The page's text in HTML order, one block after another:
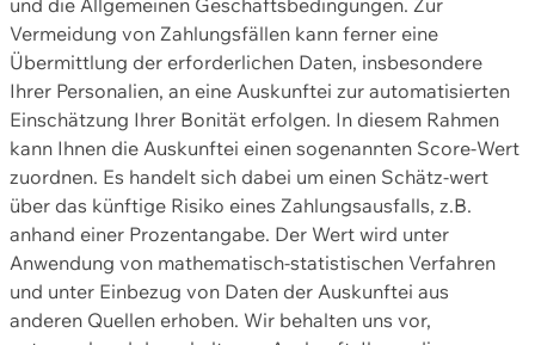
und die Allgemeinen Geschäftsbedingungen. Zur
Vermeidung von Zahlungsfällen kann ferner eine
Übermittlung der erforderlichen Daten, insbesondere
Ihrer Personalien, an eine Auskunftei zur automatisierten
Einschätzung Ihrer Bonität erfolgen. In diesem Rahmen
kann Ihnen die Auskunftei einen sogenannten Score-Wert
zuordnen. Es handelt sich dabei um einen Schätz-wert
über das künftige Risiko eines Zahlungsausfalls, z.B.
anhand einer Prozentangabe. Der Wert wird unter
Anwendung von mathematisch-statistischen Verfahren
und unter Einbezug von Daten der Auskunftei aus
anderen Quellen erhoben. Wir behalten uns vor,